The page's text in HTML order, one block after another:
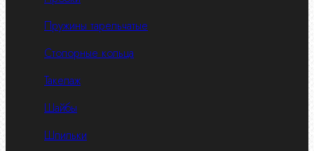
Пружины тарельчатые
Стопорные кольца
Такелаж
Шайбы
Шпильки